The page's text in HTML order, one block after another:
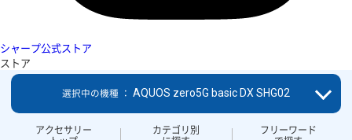
シャープ公式ストア
ストア
アクセサリー
カテゴリ別
フリーワード
選択中の機種 ： AQUOS zero5G basic DX SHG02